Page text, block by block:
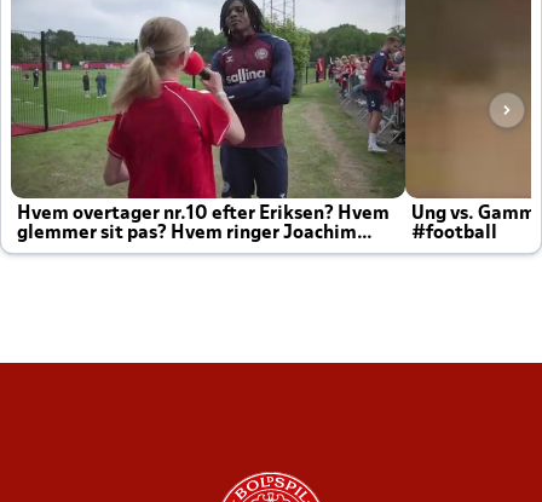
Hvem overtager nr.10 efter Eriksen? Hvem
glemmer sit pas? Hvem ringer Joachim
altid til efter kampe?
Ung vs.
#football